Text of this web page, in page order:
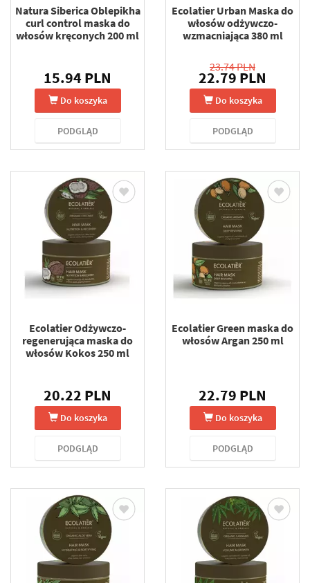
Natura Siberica Oblepikha
curl control maska do
włosów kręconych 200 ml
15.94 PLN
Do koszyka
PODGLĄD
Ecolatier Urban Maska ​​do
włosów odżywczo-
wzmacniająca 380 ml
23.74 PLN
22.79 PLN
Do koszyka
PODGLĄD
Ecolatier Odżywczo-
regenerująca maska ​​do
włosów Kokos 250 ml
20.22 PLN
Do koszyka
PODGLĄD
Ecolatier Green maska do
włosów Argan 250 ml
22.79 PLN
Do koszyka
PODGLĄD